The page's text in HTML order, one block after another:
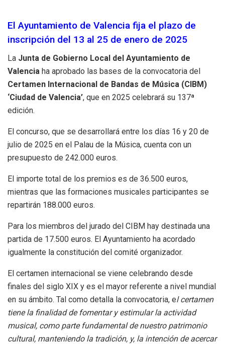
El Ayuntamiento de Valencia fija el plazo de
inscripción del 13 al 25 de enero de 2025
La Junta de Gobierno Local del Ayuntamiento de
Valencia ha aprobado las bases de la convocatoria del
Certamen Internacional de Bandas de Música (CIBM)
‘Ciudad de Valencia’, que en 2025 celebrará su 137ª
edición.
El concurso, que se desarrollará entre los días 16 y 20 de
julio de 2025 en el Palau de la Música, cuenta con un
presupuesto de 242.000 euros.
El importe total de los premios es de 36.500 euros,
mientras que las formaciones musicales participantes se
repartirán 188.000 euros.
Para los miembros del jurado del CIBM hay destinada una
partida de 17.500 euros. El Ayuntamiento ha acordado
igualmente la constitución del comité organizador.
El certamen internacional se viene celebrando desde
finales del siglo XIX y es el mayor referente a nivel mundial
en su ámbito. Tal como detalla la convocatoria, el certamen
tiene la finalidad de fomentar y estimular la actividad
musical, como parte fundamental de nuestro patrimonio
cultural, manteniendo la tradición, y, la intención de acercar